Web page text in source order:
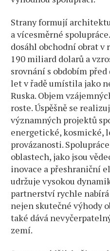
Strany formují
a vícesměrné
dosáhl obchodní obrat v
190 miliard dolarů a
srovnání s obdobím
let v řadě umístila jako
Ruska. Objem
roste. Úspěšně se
významných projektů
energetické, kosmické,
provázanosti.
oblastech, jako jsou
inovace a přeshraniční
udržuje vysokou
partnerství rychle
nejen skutečné výhody
také dává
zemí.